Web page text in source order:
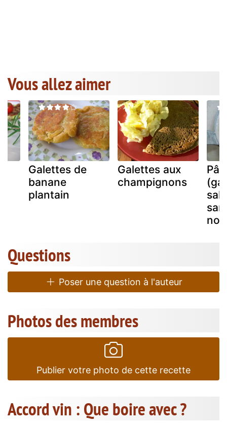
Vous allez aimer
Galettes de
banane
plantain
Galettes aux
champignons
Questions
Poser une question à l'auteur
Photos des membres
Publier votre photo de cette recette
Accord vin : Que boire avec ?